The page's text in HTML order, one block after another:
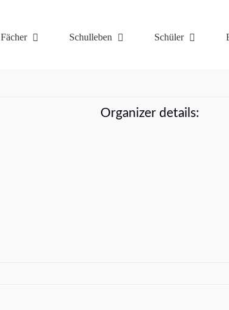
Fächer Schulleben Schüler
Organizer details: